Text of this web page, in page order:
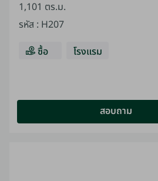
1,101 ตร.ม.
รหัส : H207
ซื้อ
โรงแรม
สอบถาม